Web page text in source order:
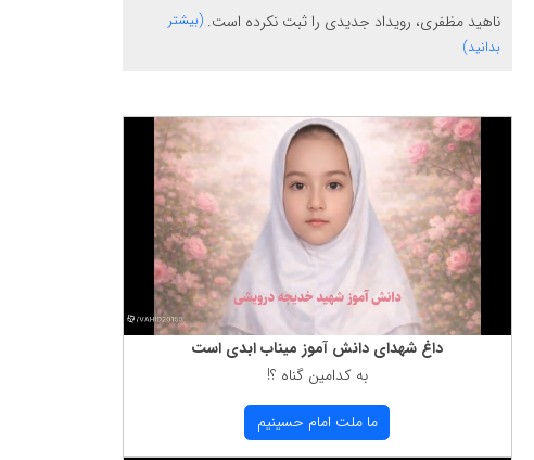
ناهید مظفری، رویداد جدیدی را ثبت نکرده است. (بیشتر
بدانید)
داغ شهدای دانش آموز میناب ابدی است
به كدامین گناه ؟!
ما ملت امام حسینیم